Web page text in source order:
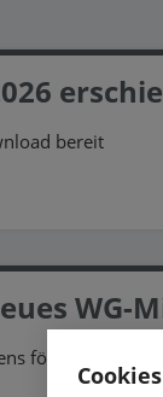
bereit
WG-
fördert mit